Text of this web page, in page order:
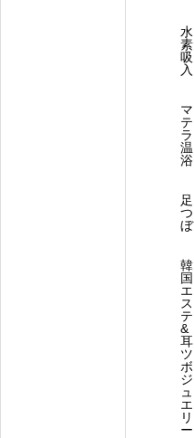
水
素
吸
入
マ
テ
ラ
温
浴
足
つ
ぼ
韓
国
エ
ス
テ
&
耳
ツ
ボ
ジ
ュ
エ
リ
ー